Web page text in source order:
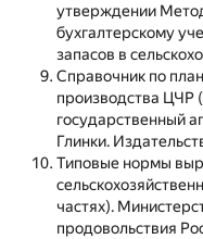
утверждении
бухгалтерскому
запасов в
Справочник по
производства ЦЧР
государственный
Глинки.
Типовые нормы
частях).
продовольствия